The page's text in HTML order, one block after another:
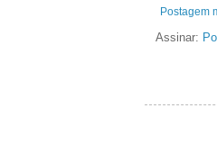
Postagem
Assinar: